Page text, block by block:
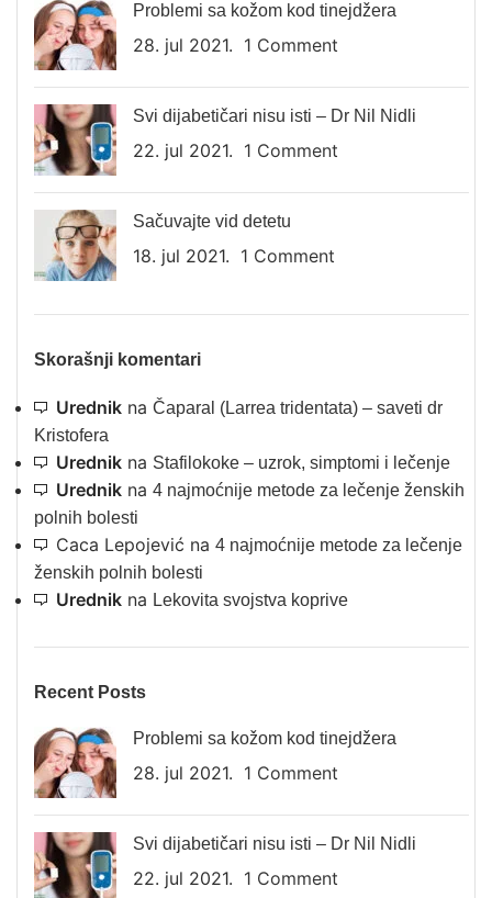
Problemi sa kožom kod tinejdžera
28. jul 2021. 1 Comment
Svi dijabetičari nisu isti – Dr Nil Nidli
22. jul 2021. 1 Comment
Sačuvajte vid detetu
18. jul 2021. 1 Comment
Skorašnji komentari
Urednik na Čaparal (Larrea tridentata) – saveti dr
Kristofera
Urednik na Stafilokoke – uzrok, simptomi i lečenje
Urednik na 4 najmoćnije metode za lečenje ženskih
polnih bolesti
Caca Lepojević na 4 najmoćnije metode za lečenje
ženskih polnih bolesti
Urednik na Lekovita svojstva koprive
Recent Posts
Problemi sa kožom kod tinejdžera
28. jul 2021. 1 Comment
Svi dijabetičari nisu isti – Dr Nil Nidli
22. jul 2021. 1 Comment